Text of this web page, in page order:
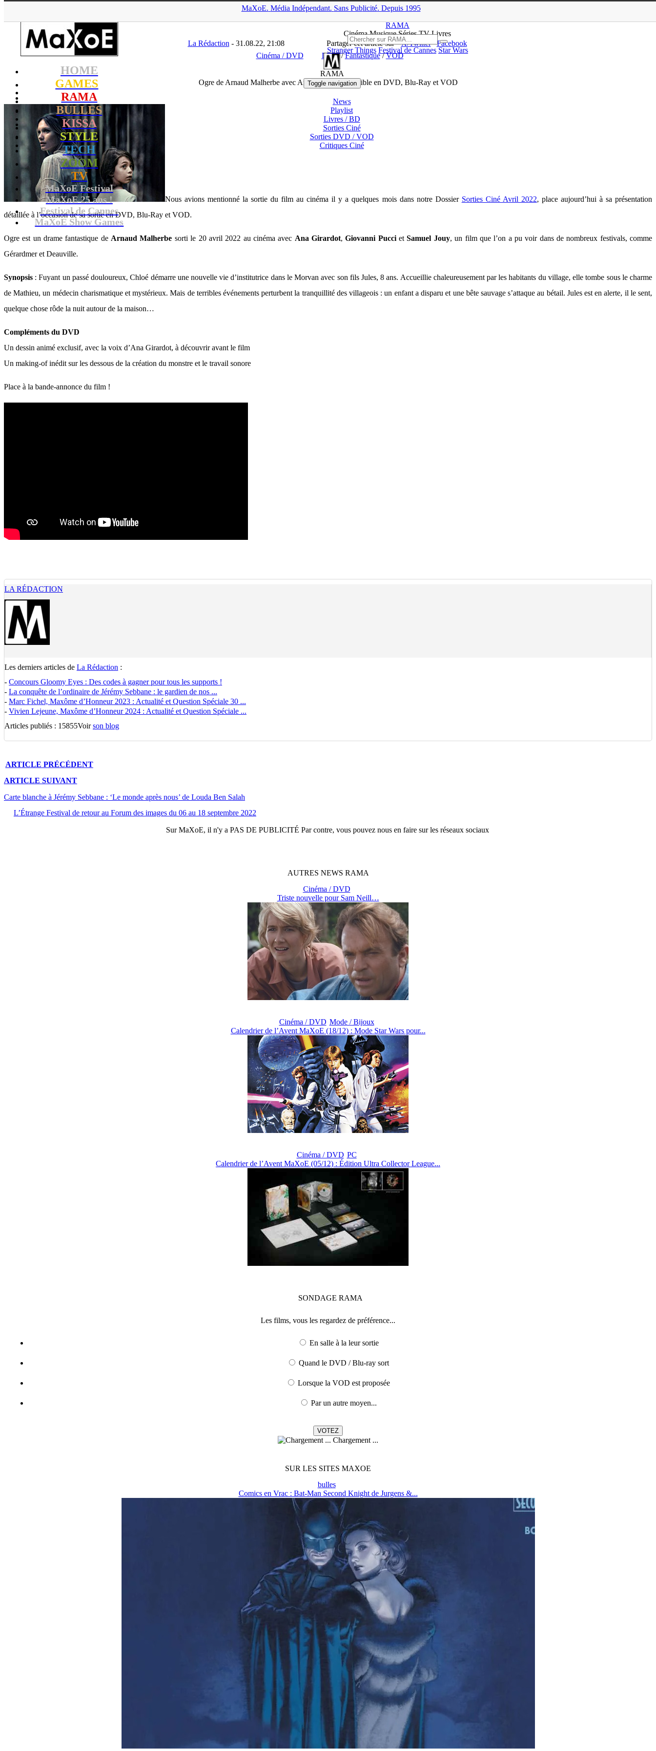
MaXoE. Média Indépendant. Sans Publicité. Depuis 1995
HOME
GAMES
RAMA
BULLES
KISSA
STYLE
TECH
ZOOM
TV
MaXoE Festival
MaXoE 25 ans !
Festival de Cannes
MaXoE Show Games
RAMA
CinémaMusique SériesTVLivres
Stranger Things Festival de Cannes Star Wars
RAMA
Toggle navigation
News
Playlist
Livres / BD
Sorties Ciné
Sorties DVD / VOD
CritiquesCiné
▲
La Rédaction - 31.08.22, 21:08 Partager cet article sur X/Twitter
Facebook
Cinéma / DVD
DVD/Fantastique/VOD
Ogre de Arnaud Malherbe avec Ana Girardot disponible en DVD, Blu-Ray et VOD
Nous avions mentionné la sortie du film au cinéma il y a quelques mois dans notre Dossier Sorties Ciné Avril 2022, place aujourd’hui à sa présentation
détaillée à l’occasion de sa sortie en DVD, Blu-Ray et VOD.
Ogre est un drame fantastique de Arnaud Malherbe sorti le 20 avril 2022 au cinéma avec Ana Girardot,Giovanni PuccietSamuel Jouy, un film que l’on a pu voir dans de nombreux festivals, comme
Gérardmer et Deauville.
Synopsis : Fuyant un passé douloureux, Chloé démarre une nouvelle vie d’institutrice dans le Morvan avec son fils Jules, 8 ans. Accueillie chaleureusement par les habitants du village, elle tombe sous le charme
de Mathieu, un médecin charismatique et mystérieux. Mais de terribles événements perturbent la tranquillité des villageois : un enfant a disparu et une bête sauvage s’attaque au bétail. Jules est en alerte, il le sent,
quelque chose rôde la nuit autour de la maison…
Compléments du DVD
Un dessin animé exclusif, avec la voix d’Ana Girardot, à découvrir avant le film
Un making-of inédit sur les dessous de la création du monstre et le travail sonore
Place à la bande-annonce du film !
LA RÉDACTION
Les derniers articles de La Rédaction :
- Concours Gloomy Eyes : Des codes à gagner pour tous les supports !
- La conquête de l’ordinaire de Jérémy Sebbane : le gardien de nos ...
- Marc Fichel, Maxôme d’Honneur 2023 : Actualité et Question Spéciale 30 ...
- Vivien Lejeune, Maxôme d’Honneur 2024 : Actualité et Question Spéciale ...
Articles publiés : 15855Voirson blog
ARTICLE PRÉCÉDENT
ARTICLE SUIVANT
Carte blanche à Jérémy Sebbane : ‘Le monde après nous’ de Louda Ben Salah
L’Étrange Festival de retour au Forum des images du 06 au 18 septembre 2022
SurMaXoE, il n'y a PAS DE PUBLICITÉ Par contre, vous pouvez nous en faire sur les réseaux sociaux
AUTRES NEWS RAMA
Cinéma / DVD
Triste nouvelle pour Sam Neill…
Cinéma / DVD Mode / Bijoux
Calendrier de l’Avent MaXoE (18/12) : Mode Star Wars pour...
Cinéma / DVD PC
Calendrier de l’Avent MaXoE (05/12) : Édition Ultra Collector League...
SONDAGE RAMA
Les films, vous les regardez de préférence...
En salle à la leur sortie
Quand le DVD / Blu-ray sort
Lorsque la VOD est proposée
Par un autre moyen...
Chargement ...
SUR LES SITES MAXOE
bulles
Comics en Vrac : Bat-Man Second Knight de Jurgens &...